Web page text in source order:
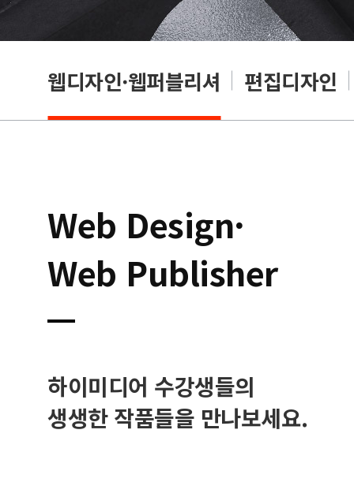
웹디자인·웹퍼블리셔 편집디자인
Web Design·
Web Publisher
하이미디어 수강생들의
생생한 작품들을 만나보세요.